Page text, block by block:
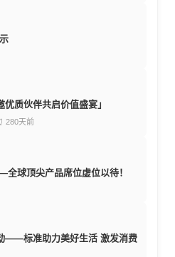
优质伙伴共启价值盛宴」
280天前
球顶尖产品席位虚位以待！
——标准助力美好生活 激发消费